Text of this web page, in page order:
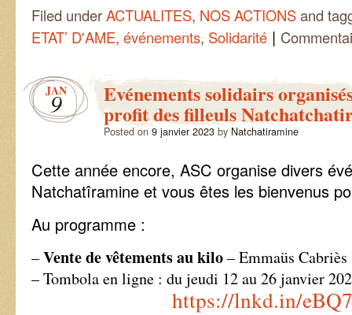
Filed underACTUALITES, NOS ACTIONSand
ETAT’ D'AME, événements, Solidarité |
JAN
9 Evénements solidairs
profit des filleuls
Posted on 9 janvier 2023 by Natchatiramine
Cette année encore, ASC organise divers
Natchatîramine et vous êtes les bienvenus
Au programme :
–Vente de vêtements au kilo– Emmaüs
– Tombola en ligne : du jeudi 12 au 26 janvier
https://lnkd.in/